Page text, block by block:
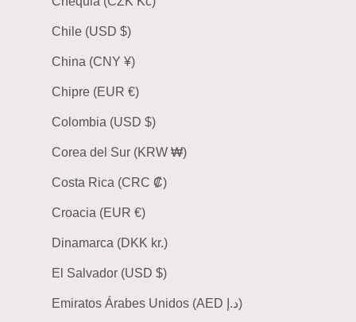
Chile (USD $)
China (CNY ¥)
Chipre (EUR €)
Colombia (USD $)
Corea del Sur (KRW ₩)
Costa Rica (CRC ₡)
Croacia (EUR €)
Dinamarca (DKK kr.)
El Salvador (USD $)
Emiratos Árabes Unidos (AED د.إ)